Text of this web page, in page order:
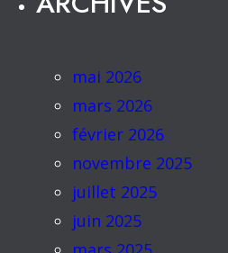
mai 2026
mars 2026
février 2026
novembre 2025
juillet 2025
juin 2025